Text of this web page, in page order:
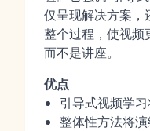
仅呈现解决方案，
整个过程，使视频
而不是讲座。
优点
引导式视频学
整体性方法将